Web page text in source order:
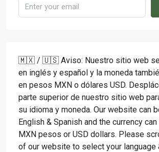
🇲🇽 / 🇺🇸 Aviso: Nuestro sitio web se
en inglés y español y la moneda
en pesos MXN o dólares USD.
parte superior de nuestro sitio web
su idioma y moneda. Our website can
English & Spanish and the currency
MXN pesos or USD dollars. Please
of our website to select your language